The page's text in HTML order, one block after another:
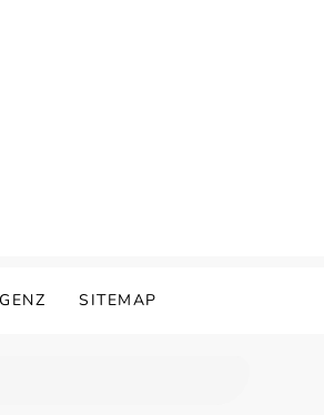
SITEMAP